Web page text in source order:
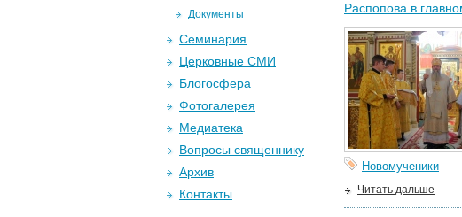
Распопова в
Новомученики
Читать дальше
Документы
Семинария
Церковные СМИ
Блогосфера
Фотогалерея
Медиатека
Вопросы священнику
Архив
Контакты